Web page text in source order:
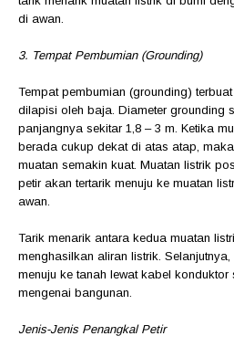
di awan.
3. Tempat Pembumian (Grounding)
Tempat pembumian (grounding)
dilapisi oleh baja. Diameter grounding
panjangnya sekitar 1,8 – 3 m. Ketika
berada cukup dekat di atas atap,
muatan semakin kuat. Muatan listrik
petir akan tertarik menuju ke muatan
awan.
Tarik menarik antara kedua muatan
menghasilkan aliran listrik.
menuju ke tanah lewat kabel
mengenai bangunan.
Jenis-Jenis Penangkal Petir